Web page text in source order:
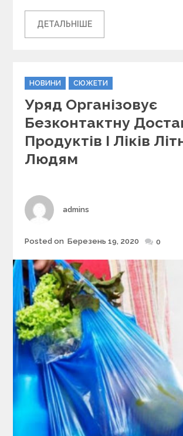
ДЕТАЛЬНІШЕ
C
a
t
e
g
r
i
НОВИНИ СЮЖЕТИ
Уряд Організовує
Безконтактну
Продуктів І Ліків
Людям
Author
admins
Posted
Posted on Березень 19, 2020 0